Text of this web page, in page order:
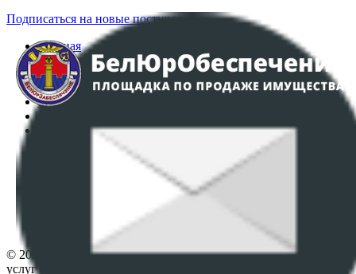
Подписаться на новые поступления
Главная
Аукционы
Интернет-магазин
Регламент организации и проведения торгов
Политика в отношении обработки персональных
ПОЛОЖЕНИЕ О ПОЛИТИКЕ ОБРАБОТКИ COOKIE-
Настройки cookie-файлов
© 2026 Республиканское унитарное предприятие по оказанию
услуг "БелЮрОбеспечение" - Все права защищены авторским